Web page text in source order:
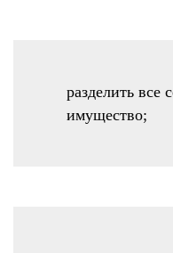
разделить все
имущество;